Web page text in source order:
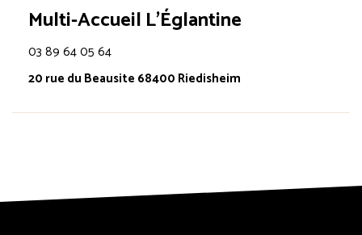
Multi-Accueil L’Églantine
03 89 64 05 64
20 rue du Beausite 68400 Riedisheim